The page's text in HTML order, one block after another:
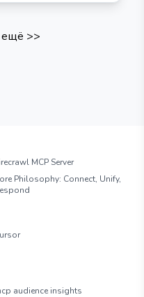
ещё >>
MCP Server
Philosophy: Connect, Unify,
audience insights